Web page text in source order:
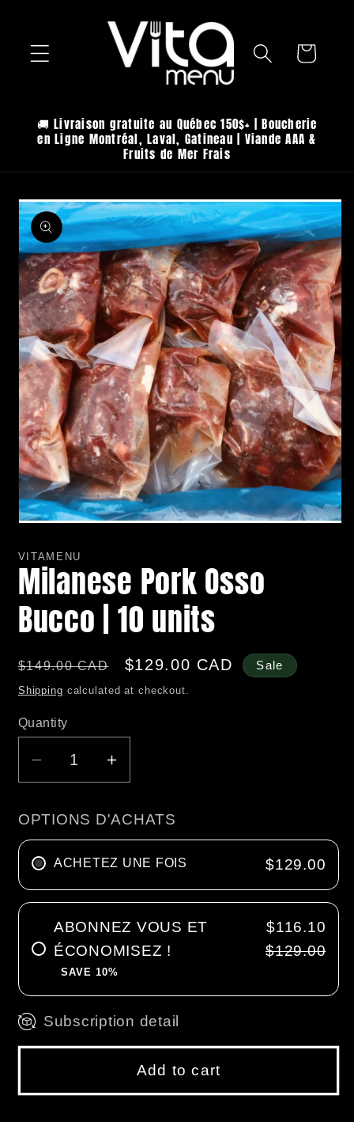
Cart
🚚 Livraison gratuite au Québec 150$+ | Boucherie
en Ligne Montréal, Laval, Gatineau | Viande AAA &
Fruits de Mer Frais
Skip to
product
information
1
in
modal
VITAMENU
Milanese Pork Osso
Bucco | 10 units
Regular
price
$149.00 CAD
Sale
price
$129.00 CAD Sale
Shipping calculated at checkout.
Quantity
Decrease
quantity
for
Milanese
Osso
Bucco
10
units
Increase
quantity
for
Milanese
Osso
Bucco
10
units
OPTIONS D'ACHATS
ACHETEZ UNE FOIS $129.00
ABONNEZ VOUS ET
ÉCONOMISEZ !
SAVE 10%
$116.10
$129.00
Subscription detail
Add to cart